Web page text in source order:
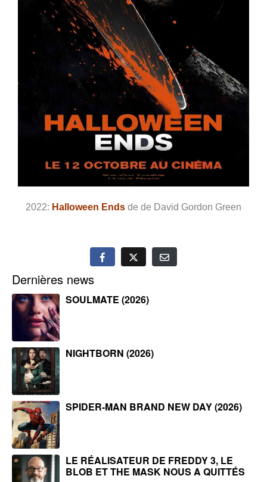
2022: Halloween Ends de de David Gordon Green
Dernières news
SOULMATE (2026)
NIGHTBORN (2026)
SPIDER-MAN BRAND NEW DAY (2026)
LE RÉALISATEUR DE FREDDY 3, LE
BLOB ET THE MASK NOUS A QUITTÉS